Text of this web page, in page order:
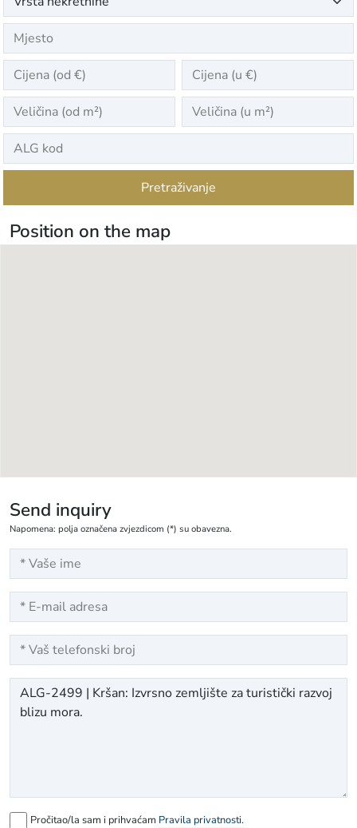
Pretraživanje
Position on the map
Send inquiry
Napomena: polja označena zvjezdicom (*) su obavezna.
Pročitao/la sam i prihvaćam Pravila privatnosti.